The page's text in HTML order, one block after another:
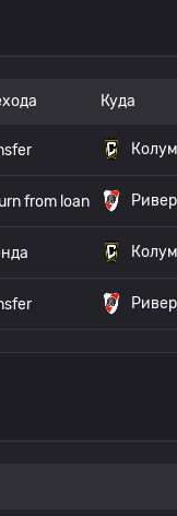
Куда
from loan